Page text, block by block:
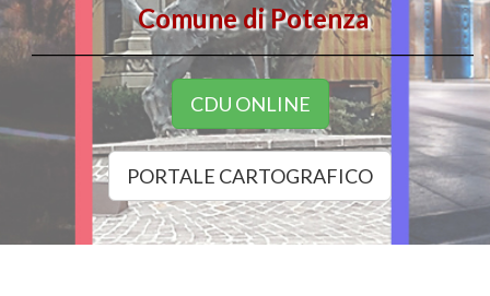
Comune di Potenza
CDU ONLINE
PORTALE CARTOGRAFICO